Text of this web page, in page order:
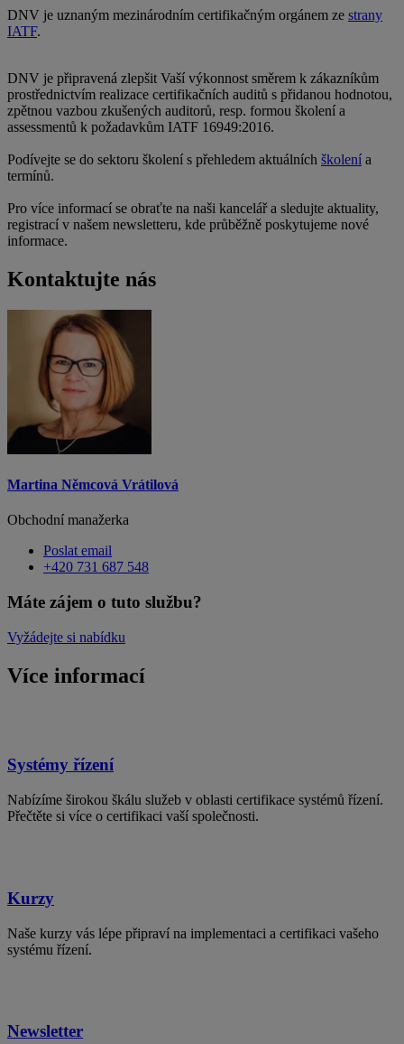
DNV je uznaným mezinárodním certifikačným orgánem ze strany
IATF.
DNV je připravená zlepšit Vaší výkonnost směrem k zákazníkům
prostřednictvím realizace certifikačních auditů s přidanou hodnotou,
zpětnou vazbou zkušených auditorů, resp. formou školení a
assessmentů k požadavkům IATF 16949:2016.
Podívejte se do sektoru školení s přehledem aktuálních školení a
termínů.
Pro více informací se obraťte na naši kancelář a sledujte aktuality,
registrací v našem newsletteru, kde průběžně poskytujeme nové
informace.
Kontaktujte nás
Martina Němcová Vrátilová
Obchodní manažerka
Poslat email
+420 731 687 548
Máte zájem o tuto službu?
Vyžádejte si nabídku
Více informací
Systémy řízení
Nabízíme širokou škálu služeb v oblasti certifikace systémů řízení.
Přečtěte si více o certifikaci vaší společnosti.
Kurzy
Naše kurzy vás lépe připraví na implementaci a certifikaci vašeho
systému řízení.
Newsletter